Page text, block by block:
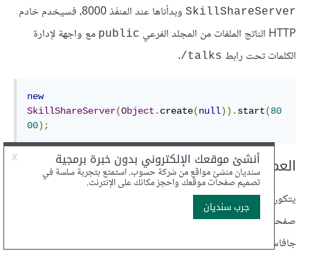
SkillShareServer
وبدأناها عند المنفَذ 8000، فسيخدم خادم
HTTP الناتج الملفات من المجلد الفرعي
public مع واجهة لإدارة
الكلمات تحت رابط ‎/talks
.
new
SkillShareServer(Object . create(null)). start(80
00);
العميل
يتكون جانب العميل من موقع لمشاركة المهارات من ثلاثة ملفات هي
صفحة
HTML
جافاسكربت.